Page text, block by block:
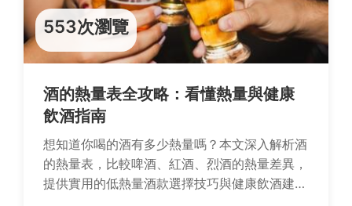
553次瀏覽
酒的熱量表全攻略：看懂熱量與健康
飲酒指南
想知道你喝的酒有多少熱量嗎？本文深入解析酒
的熱量表，比較啤酒、紅酒、烈酒的熱量差異，
提供實用的低熱量酒款選擇技巧與健康飲酒建